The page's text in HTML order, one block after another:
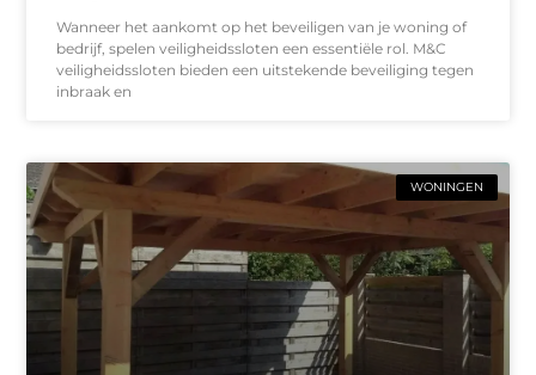
Wanneer het aankomt op het beveiligen van je woning of
bedrijf, spelen veiligheidssloten een essentiële rol. M&C
veiligheidssloten bieden een uitstekende beveiliging tegen
inbraak en
WONINGEN